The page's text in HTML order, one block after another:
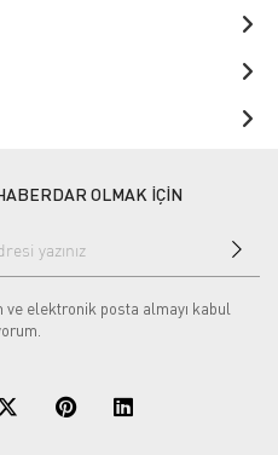
OLMAK İÇİN
ve elektronik posta almayı kabul